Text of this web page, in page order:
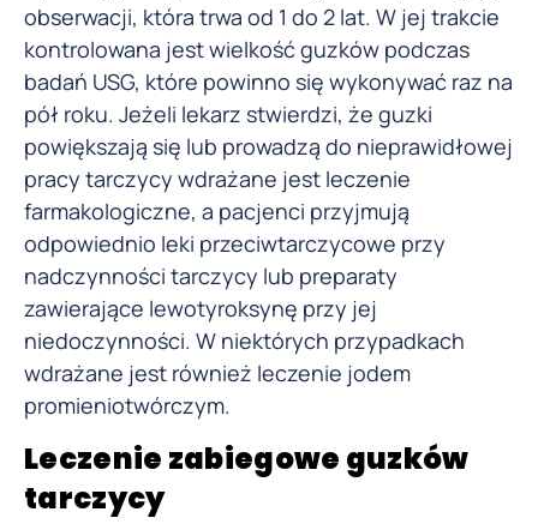
obserwacji, która trwa od 1 do 2 lat. W jej trakcie
kontrolowana jest wielkość guzków podczas
badań USG, które powinno się wykonywać raz na
pół roku. Jeżeli lekarz stwierdzi, że guzki
powiększają się lub prowadzą do nieprawidłowej
pracy tarczycy wdrażane jest leczenie
farmakologiczne, a pacjenci przyjmują
odpowiednio leki przeciwtarczycowe przy
nadczynności tarczycy lub preparaty
zawierające lewotyroksynę przy jej
niedoczynności. W niektórych przypadkach
wdrażane jest również leczenie jodem
promieniotwórczym.
Leczenie zabiegowe guzków
tarczycy